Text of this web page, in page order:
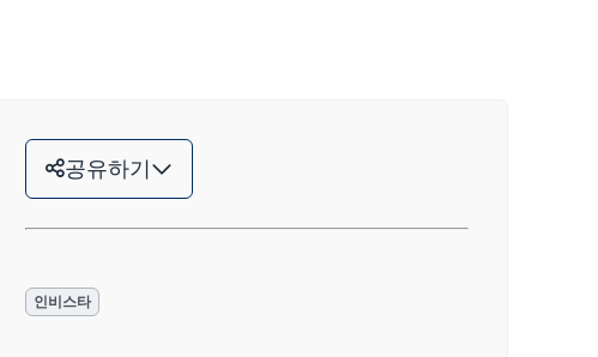
공유하기
인비스타